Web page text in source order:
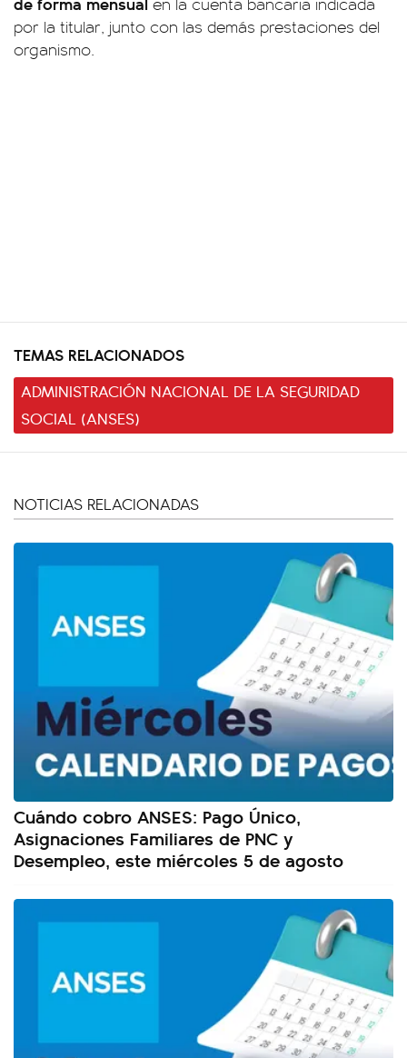
por la titular, junto con las demás prestaciones del
organismo.
TEMAS RELACIONADOS
ADMINISTRACIÓN NACIONAL DE LA SEGURIDAD
SOCIAL (ANSES)
NOTICIAS RELACIONADAS
Cuándo cobro ANSES: Pago Único,
Asignaciones Familiares de PNC y
Desempleo, este miércoles 5 de agosto